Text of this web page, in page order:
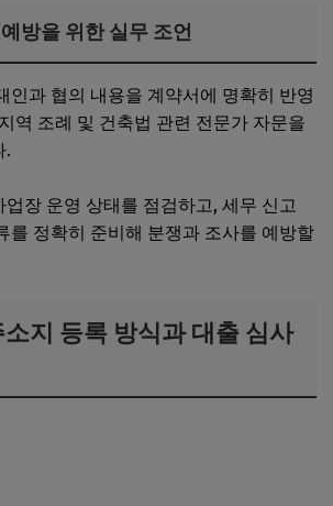
방을 위한 실무 조언
인과 협의 내용을 계약서에 명확히 반영
역 조례 및 건축법 관련 전문가 자문을
.
업장 운영 상태를 점검하고, 세무 신고
를 정확히 준비해 분쟁과 조사를 예방할
지 등록 방식과 대출 심사